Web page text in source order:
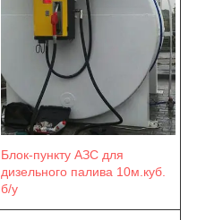
Блок-пункту АЗС для
дизельного палива 10м.куб.
б/у